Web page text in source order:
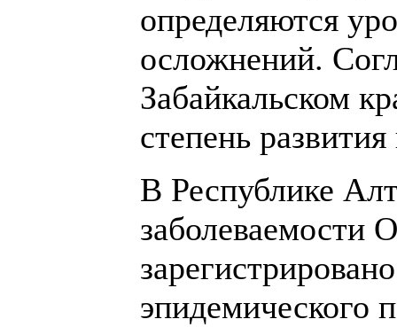
определяются
осложнений.
Забайкальском
степень
В Республике
заболеваемости
эпидемического